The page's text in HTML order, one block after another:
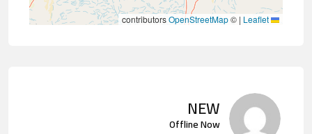
|
©
OpenStreetMap
NEW
Offline Now